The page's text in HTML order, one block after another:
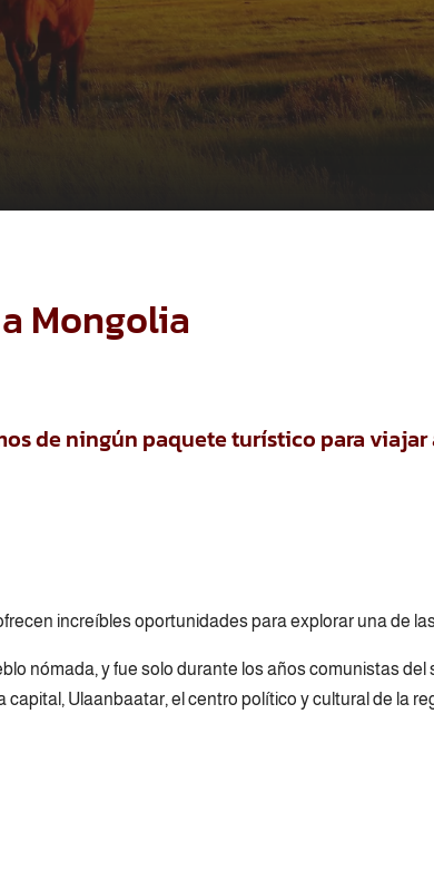
Mongolia
de ningún paquete turístico para viajar
increíbles oportunidades para explorar una de
nómada, y fue solo durante los años comunistas
capital, Ulaanbaatar, el centro político y cultural de la